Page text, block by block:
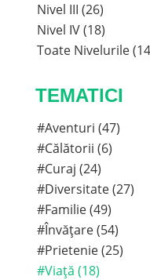
Nivel III (26)
Nivel IV (18)
Toate Nivelurile
TEMATICI
#Aventuri (47)
#Călătorii (6)
#Curaj (24)
#Diversitate (27)
#Familie (49)
#Învățare (54)
#Prietenie (25)
#Viață (18)